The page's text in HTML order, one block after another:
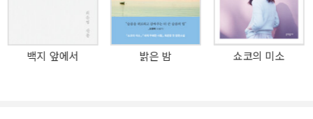
들을 수평적 관계에 위치시키며 횡적인 연대기(連帶記)로 나아가는
지를 그려왔다(『밝은 밤』, 2021). 이전 작품들에 담긴 문제의식을 한
층 더 깊고 날카로운 시선으로 이어나가는 이번 소설집은 작가가 처
음 작품활동을 시작했을 때 품은 마음이 지금의 관점에서 어떻게 이
백지 앞에서 밝은 밤 쇼코의 미소